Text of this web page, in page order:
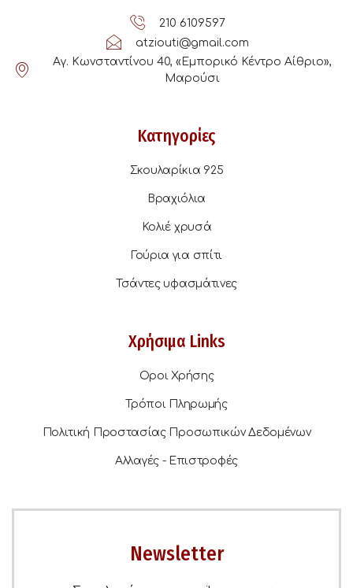
210 6109597
atziouti@gmail.com
Αγ. Κωνσταντίνου 40, «Εμπορικό Κέντρο Αίθριο»,
Μαρούσι
Κατηγορίες
Σκουλαρίκια 925
Βραχιόλια
Κολιέ χρυσά
Γούρια για σπίτι
Τσάντες υφασμάτινες
Χρήσιμα Links
Οροι Χρήσης
Τρόποι Πληρωμής
Πολιτική Προστασίας Προσωπικών Δεδομένων
Αλλαγές - Επιστροφές
Newsletter